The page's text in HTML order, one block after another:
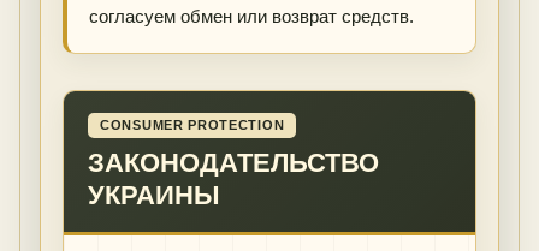
согласуем обмен или возврат средств.
CONSUMER PROTECTION
ЗАКОНОДАТЕЛЬСТВО
УКРАИНЫ